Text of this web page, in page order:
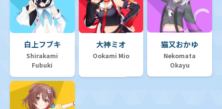
白上フブキ
Shirakami
Fubuki
大神ミオ
Ookami Mio
猫又おかゆ
Nekomata
Okayu